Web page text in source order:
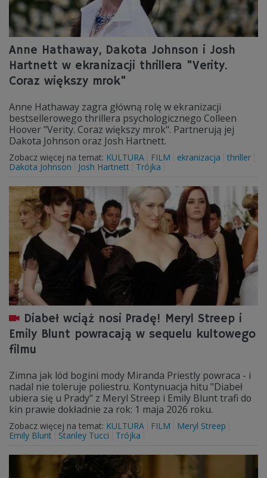
Anne Hathaway, Dakota Johnson i Josh
Hartnett w ekranizacji thrillera "Verity.
Coraz większy mrok"
Anne Hathaway zagra główną rolę w ekranizacji
bestsellerowego thrillera psychologicznego Colleen
Hoover "Verity. Coraz większy mrok". Partnerują jej
Dakota Johnson oraz Josh Hartnett.
Zobacz więcej na temat: KULTURA FILM ekranizacja
thriller
Dakota Johnson
Josh Hartnett Trójka
Diabeł wciąż nosi Pradę! Meryl Streep i
Emily Blunt powracają w sequelu kultowego
filmu
Zimna jak lód bogini mody Miranda Priestly powraca - i
nadal nie toleruje poliestru. Kontynuacja hitu "Diabeł
ubiera się u Prady" z Meryl Streep i Emily Blunt trafi do
kin prawie dokładnie za rok: 1 maja 2026 roku.
Zobacz więcej na temat: KULTURA FILM
Meryl Streep
Emily Blunt
Stanley Tucci Trójka